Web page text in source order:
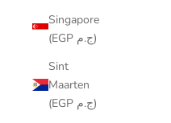
Singapore
(EGP ج.م)
Sint
Maarten
(EGP ج.م)